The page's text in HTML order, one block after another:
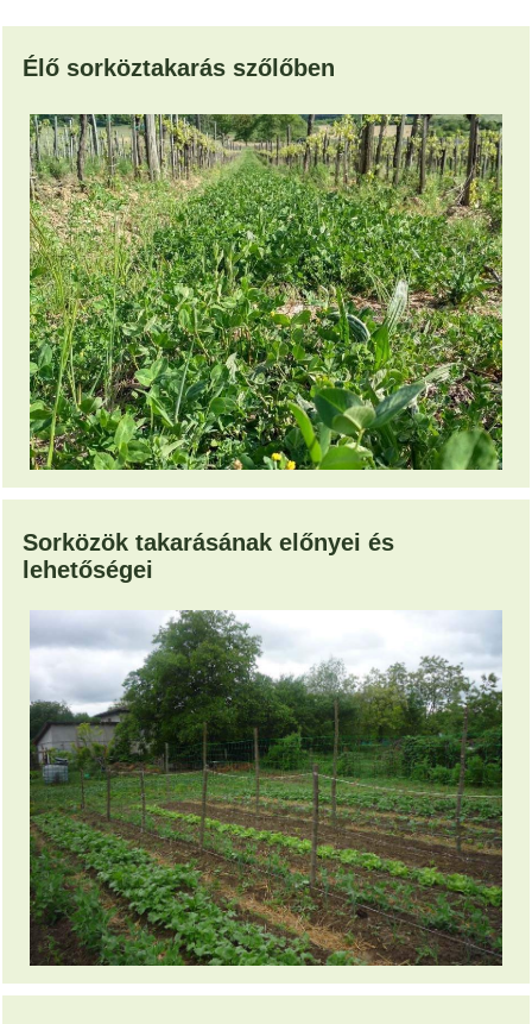
Élő sorköztakarás szőlőben
Sorközök takarásának előnyei és
lehetőségei